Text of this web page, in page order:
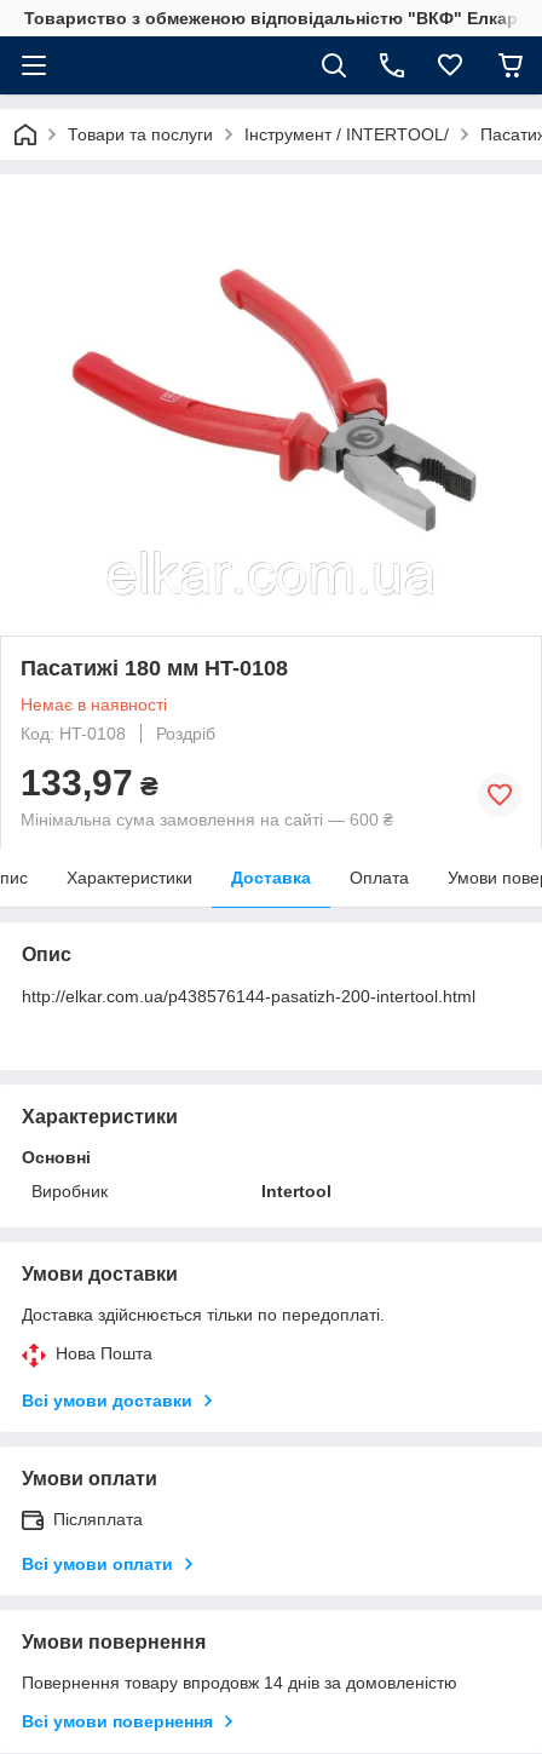
Товариство з обмеженою відповідальністю "ВКФ" Елкар"
Товари та послуги Інструмент / INTERTOOL/
Пасатижі 180 мм HT-0108
Немає в наявності
Код: HT-0108
Роздріб
133,97 ₴
Мінімальна сума замовлення на сайті — 600 ₴
Характеристики Доставка Оплата Умови
Опис
http://elkar.com.ua/p438576144-pasatizh-200-intertool.html
Характеристики
Основні
Виробник
Intertool
Умови доставки
Доставка здійснюється тільки по передоплаті.
Нова Пошта
Всі умови доставки
Умови оплати
Післяплата
Всі умови оплати
Умови повернення
Повернення товару впродовж 14 днів за домовленістю
Всі умови повернення